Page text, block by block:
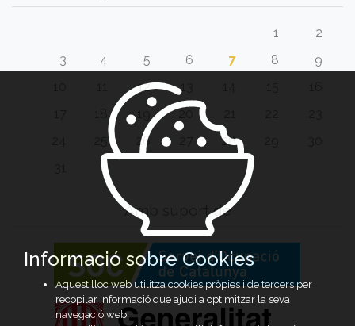
1
2
3
4 5 6 7 8
9
12 13
20
26 28
Amb suport de
Informació sobre Cookies
Aquest lloc web utilitza cookies pròpies i de tercers per
recopilar informació que ajudi a optimitzar la seva
navegació web.